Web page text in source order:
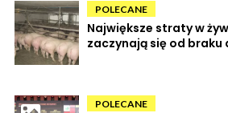
POLECANE
Największe straty w
zaczynają się od braku
POLECANE